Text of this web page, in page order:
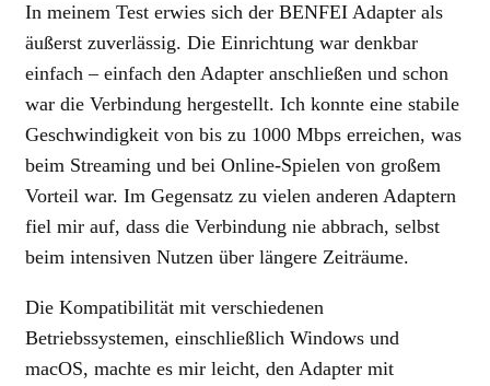
In meinem Test erwies sich der BENFEI Adapter als
äußerst zuverlässig. Die Einrichtung war denkbar
einfach – einfach den Adapter anschließen und schon
war die Verbindung hergestellt. Ich konnte eine stabile
Geschwindigkeit von bis zu 1000 Mbps erreichen, was
beim Streaming und bei Online-Spielen von großem
Vorteil war. Im Gegensatz zu vielen anderen Adaptern
fiel mir auf, dass die Verbindung nie abbrach, selbst
beim intensiven Nutzen über längere Zeiträume.
Die Kompatibilität mit verschiedenen
Betriebssystemen, einschließlich Windows und
macOS, machte es mir leicht, den Adapter mit